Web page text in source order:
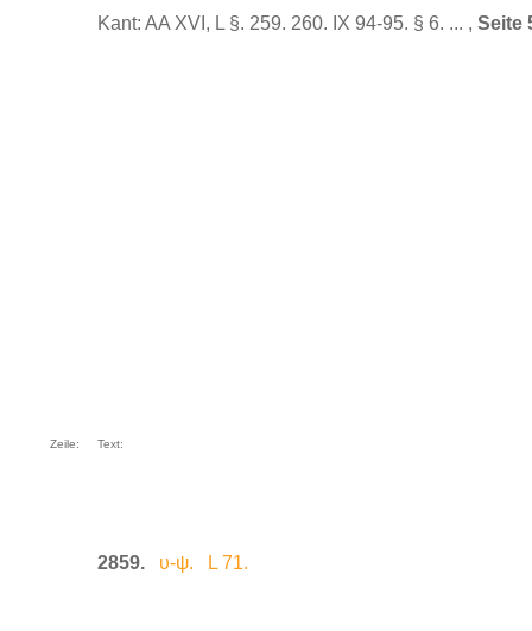
Kant: AA XVI, L §. 259. 260. IX 94-95. § 6. ... , Seite
Zeile: Text:
2859. υ-ψ. L 71.